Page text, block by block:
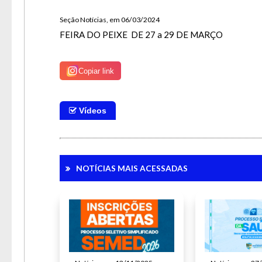
Seção Notícias, em 06/03/2024
FEIRA DO PEIXE DE 27 a 29 DE MARÇO
Copiar link
Vídeos
NOTÍCIAS MAIS ACESSADAS